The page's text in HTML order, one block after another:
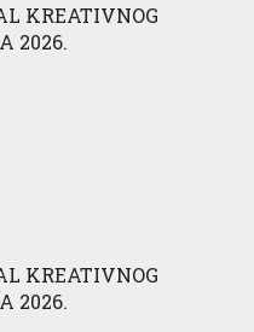
KREATIVNOG
2026.
KREATIVNOG
2026.